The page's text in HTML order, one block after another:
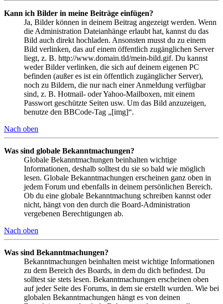
Kann ich Bilder in meine Beiträge einfügen?
Ja, Bilder können in deinem Beitrag angezeigt werden. Wenn
die Administration Dateianhänge erlaubt hat, kannst du das
Bild auch direkt hochladen. Ansonsten musst du zu einem
Bild verlinken, das auf einem öffentlich zugänglichen Server
liegt, z. B. http://www.domain.tld/mein-bild.gif. Du kannst
weder Bilder verlinken, die sich auf deinem eigenen PC
befinden (außer es ist ein öffentlich zugänglicher Server),
noch zu Bildern, die nur nach einer Anmeldung verfügbar
sind, z. B. Hotmail- oder Yahoo-Mailboxen, mit einem
Passwort geschützte Seiten usw. Um das Bild anzuzeigen,
benutze den BBCode-Tag „[img]“.
Nach oben
Was sind globale Bekanntmachungen?
Globale Bekanntmachungen beinhalten wichtige
Informationen, deshalb solltest du sie so bald wie möglich
lesen. Globale Bekanntmachungen erscheinen ganz oben in
jedem Forum und ebenfalls in deinem persönlichen Bereich.
Ob du eine globale Bekanntmachung schreiben kannst oder
nicht, hängt von den durch die Board-Administration
vergebenen Berechtigungen ab.
Nach oben
Was sind Bekanntmachungen?
Bekanntmachungen beinhalten meist wichtige Informationen
zu dem Bereich des Boards, in dem du dich befindest. Du
solltest sie stets lesen. Bekanntmachungen erscheinen oben
auf jeder Seite des Forums, in dem sie erstellt wurden. Wie bei
globalen Bekanntmachungen hängt es von deinen